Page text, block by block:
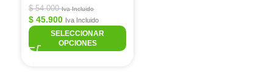
$54.000 Iva Incluido
$ 45.900 Iva Incluido
SELECCIONAR
OPCIONES